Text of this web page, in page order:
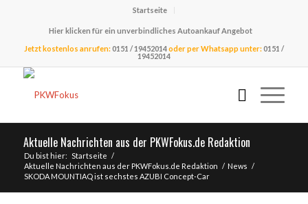
Startseite
Hier klicken für ein unverbindliches Autoankauf Angebot
Jetzt kostenlos anrufen:0151 / 19452014oder per Whatsapp unter:0151 /
19452014
Aktuelle Nachrichten aus der PKWFokus.de Redaktion
Du bist hier: Startseite /
Aktuelle Nachrichten aus der PKWFokus.de Redaktion / News /
SKODA MOUNTIAQ ist sechstes AZUBI Concept-Car